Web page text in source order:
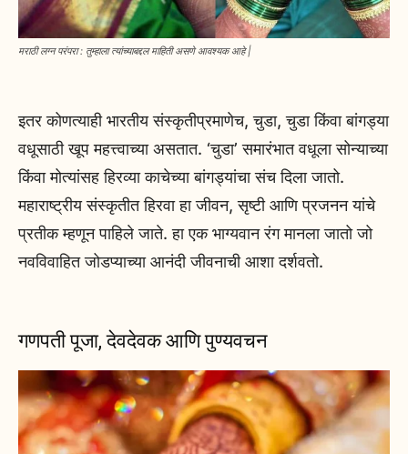
मराठी लग्न परंपरा : तुम्हाला त्यांच्याबद्दल माहिती असणे आवश्यक आहे |
इतर कोणत्याही भारतीय संस्कृतीप्रमाणेच, चुडा, चुडा किंवा बांगड्या
वधूसाठी खूप महत्त्वाच्या असतात. ‘चुडा’ समारंभात वधूला सोन्याच्या
किंवा मोत्यांसह हिरव्या काचेच्या बांगड्यांचा संच दिला जातो.
महाराष्ट्रीय संस्कृतीत हिरवा हा जीवन, सृष्टी आणि प्रजनन यांचे
प्रतीक म्हणून पाहिले जाते. हा एक भाग्यवान रंग मानला जातो जो
नवविवाहित जोडप्याच्या आनंदी जीवनाची आशा दर्शवतो.
गणपती पूजा, देवदेवक आणि पुण्यवचन